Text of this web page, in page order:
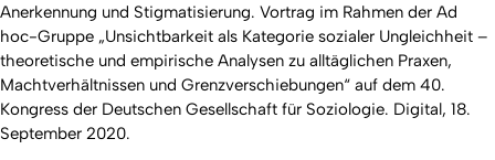
Anerkennung und Stigmatisierung. Vortrag im Rahmen der Ad
hoc-Gruppe „Unsichtbarkeit als Kategorie sozialer Ungleichheit –
theoretische und empirische Analysen zu alltäglichen Praxen,
Machtverhältnissen und Grenzverschiebungen“ auf dem 40.
Kongress der Deutschen Gesellschaft für Soziologie. Digital, 18.
September 2020.